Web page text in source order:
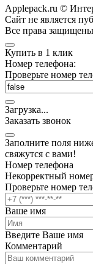
Applepack.ru ©
Cайт не является
Все права
Купить в 1 клик
Номер телефона:
Проверьте номер
Загрузка...
Заказать звонок
Заполните поля
свяжутся с вами!
Номер телефона
Некорректный
Проверьте номер
Ваше имя
Введите Ваше имя
Комментарий